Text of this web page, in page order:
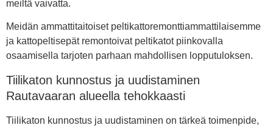
meiltä vaivatta.
Meidän ammattitaitoiset peltikattoremonttiammattilaisemme
ja kattopeltisepät remontoivat peltikatot piinkovalla
osaamisella tarjoten parhaan mahdollisen lopputuloksen.
Tiilikaton kunnostus ja uudistaminen
Rautavaaran alueella tehokkaasti
Tiilikaton kunnostus ja uudistaminen on tärkeä toimenpide,